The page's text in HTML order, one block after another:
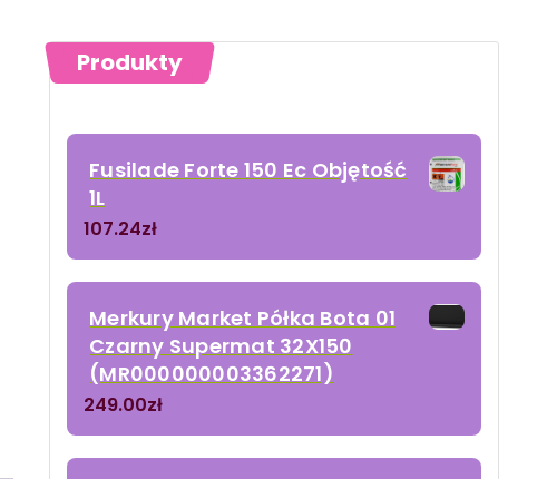
Produkty
Fusilade Forte 150 Ec Objętość
1L
107.24zł
Merkury Market Półka Bota 01
Czarny Supermat 32X150
(MR000000003362271)
249.00zł